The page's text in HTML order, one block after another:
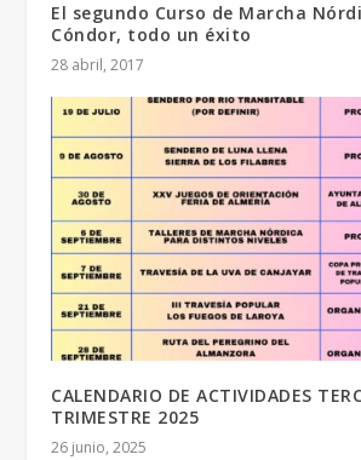
El segundo Curso de Marcha
Cóndor, todo un éxito
28 abril, 2017
CALENDARIO DE ACTIVIDADES
TRIMESTRE 2025
26 junio, 2025